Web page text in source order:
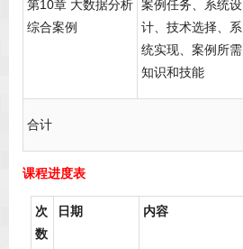
第10章 大数据分析
综合案例
案例任务、系统设
计、技术选择、系
统实现、案例所需
知识和技能
合计
课程进度表
次
数
日期 内容